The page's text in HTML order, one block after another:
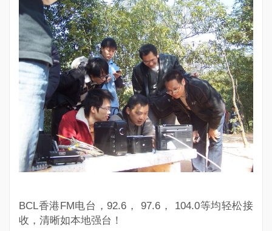
BCL香港FM电台，92.6， 97.6， 104.0等均轻松接
收，清晰如本地强台！